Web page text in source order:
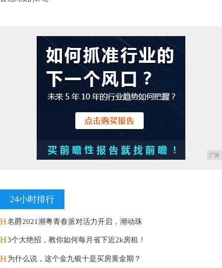
广告
24小时排行
H名爵2021潮粤青春派对活力开启，潮动珠
H3个大绝招，教你如何每月省下近2k房租！
H为什么说，这个金九银十是买房黄金期？